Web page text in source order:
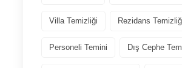
Villa Temizliği Rezidans
Personeli Temini Dış Cephe